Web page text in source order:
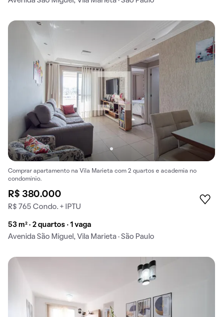
Comprar apartamento na Vila Marieta com 2 quartos e academia no
condomínio.
R$ 380.000
R$ 765 Condo. + IPTU
53 m² · 2 quartos · 1 vaga
Avenida São Miguel, Vila Marieta · São Paulo